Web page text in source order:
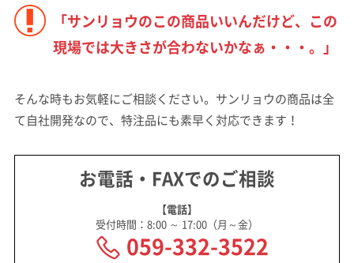
「サンリョウのこの商品いいんだけど、この
現場では大きさが合わないかなぁ・・・。」
そんな時もお気軽にご相談ください。サンリョウの商品は全
て自社開発なので、特注品にも素早く対応できます！
お電話・FAXでのご相談
【電話】
受付時間：8:00 ～ 17:00（月～金）
059-332-3522